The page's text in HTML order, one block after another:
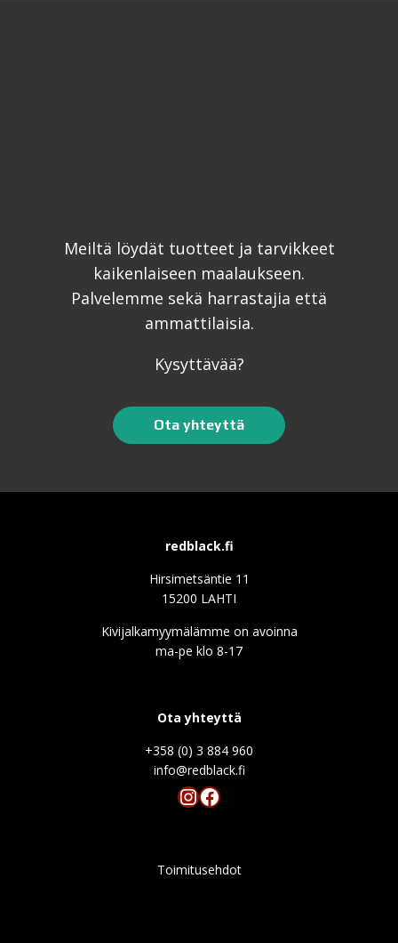
Meiltä löydät tuotteet ja tarvikkeet
kaikenlaiseen maalaukseen.
Palvelemme sekä harrastajia että
ammattilaisia.
Kysyttävää?
Ota yhteyttä
redblack.fi
Hirsimetsäntie 11
15200 LAHTI
Kivijalkamyymälämme on avoinna
ma-pe klo 8-17
Ota yhteyttä
+358 (0) 3 884 960
info@redblack.f
Instagram
Facebook
Toimitusehdot